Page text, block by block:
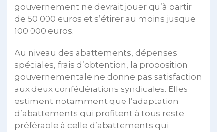
gouvernement ne devrait jouer qu’à partir
de 50 000 euros et s’étirer au moins jusque
100 000 euros.
Au niveau des abattements, dépenses
spéciales, frais d’obtention, la proposition
gouvernementale ne donne pas satisfaction
aux deux confédérations syndicales. Elles
estiment notamment que l’adaptation
d’abattements qui profitent à tous reste
préférable à celle d’abattements qui